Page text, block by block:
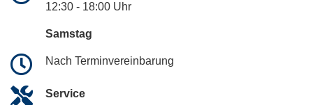
12:30 - 18:00 Uhr
Samstag
Nach Terminvereinbarung
Service